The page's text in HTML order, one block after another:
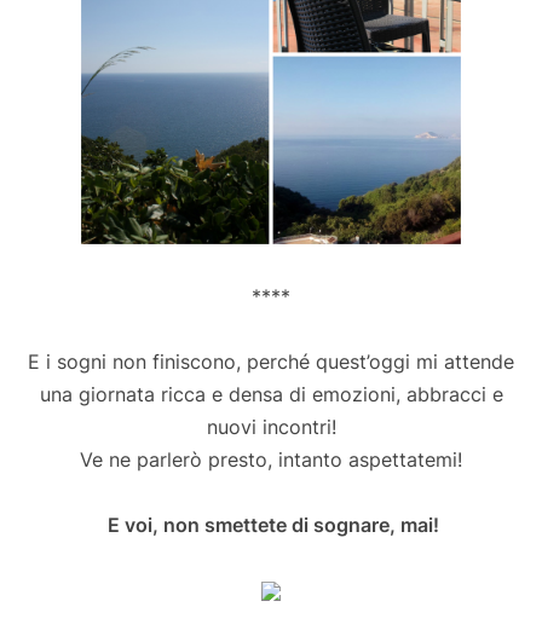
****
E i sogni non finiscono, perché quest’oggi mi attende
una giornata ricca e densa di emozioni, abbracci e
nuovi incontri!
Ve ne parlerò presto, intanto aspettatemi!
E voi, non smettete di sognare, mai!